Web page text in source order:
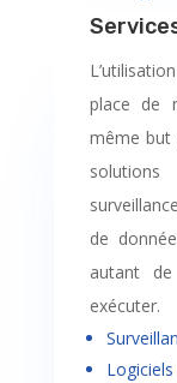
place de
même but
de
autant
exécuter.